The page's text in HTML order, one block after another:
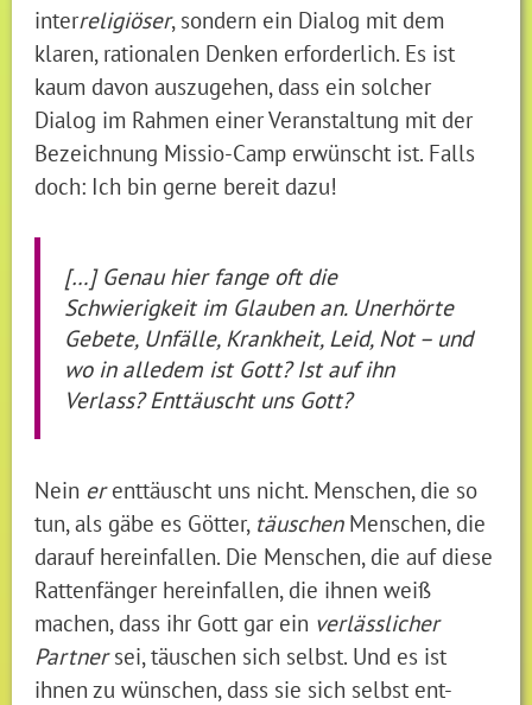
interreligiöser, sondern ein Dialog mit dem
klaren, rationalen Denken erforderlich. Es ist
kaum davon auszugehen, dass ein solcher
Dialog im Rahmen einer Veranstaltung mit der
Bezeichnung Missio-Camp erwünscht ist. Falls
doch: Ich bin gerne bereit dazu!
[…] Genau hier fange oft die
Schwierigkeit im Glauben an. Unerhörte
Gebete, Unfälle, Krankheit, Leid, Not – und
wo in alledem ist Gott? Ist auf ihn
Verlass? Enttäuscht uns Gott?
Nein erenttäuscht uns nicht. Menschen, die so
tun, als gäbe es Götter, täuschenMenschen, die
darauf hereinfallen. Die Menschen, die auf diese
Rattenfänger hereinfallen, die ihnen weiß
machen, dass ihr Gott gar ein verlässlicher
Partnersei, täuschen sich selbst. Und es ist
ihnen zu wünschen, dass sie sich selbst ent-